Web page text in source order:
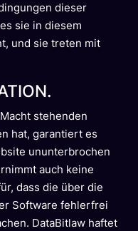
dieser
sie in diesem
und sie treten mit
stehenden
hat, garantiert es
ununterbrochen
auch keine
dass die über die
Software fehlerfrei
DataBitlaw haftet